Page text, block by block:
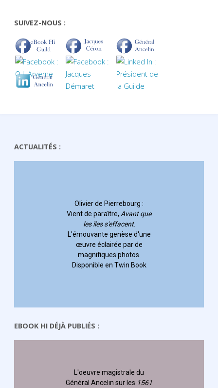
SUIVEZ-NOUS :
ACTUALITÉS :
EBOOK HI DÉJÀ PUBLIÉS :
L'oeuvre magistrale du
Général Ancelin sur les 1561